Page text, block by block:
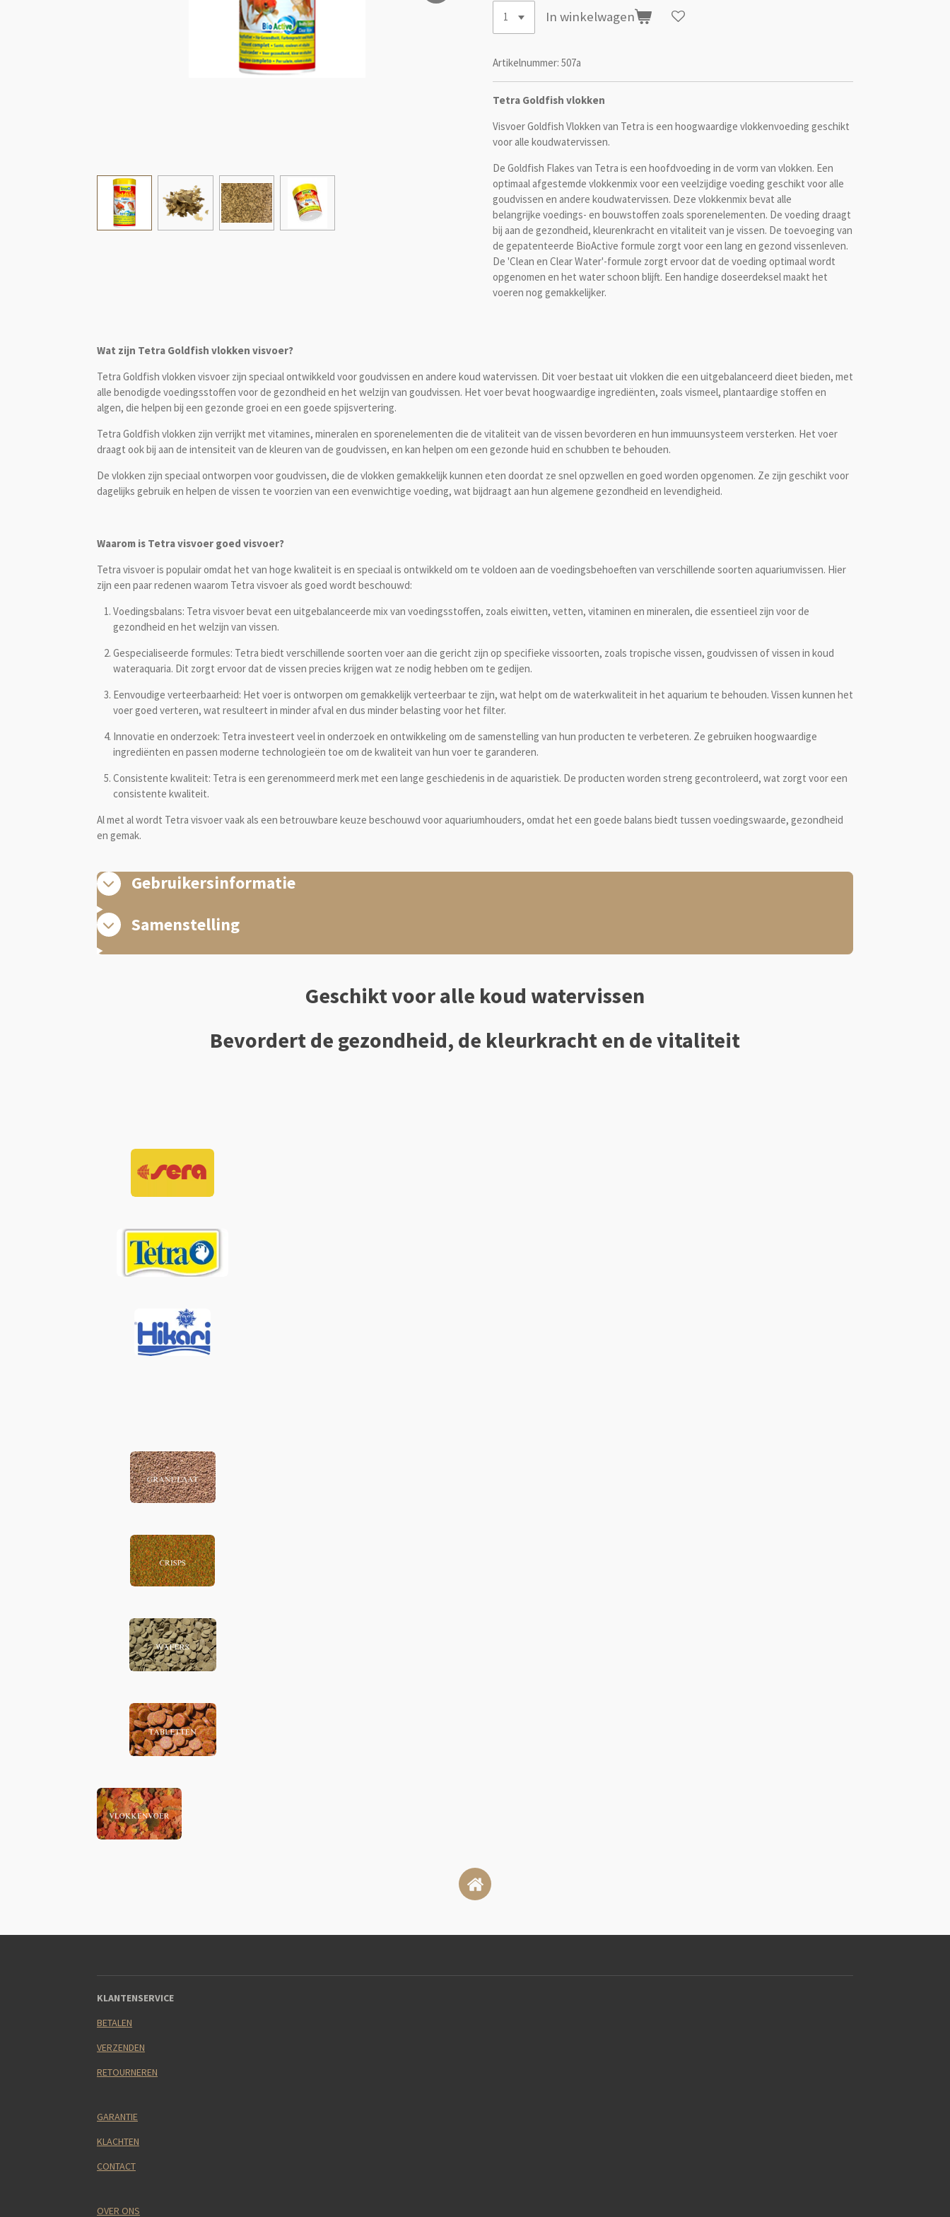
In winkelwagen
Artikelnummer: 507a
Tetra Goldfish vlokken
Visvoer Goldfish Vlokken van Tetra is een hoogwaardige vlokkenvoeding geschikt
voor alle koudwatervissen.
De Goldfish Flakes van Tetra is een hoofdvoeding in de vorm van vlokken. Een
optimaal afgestemde vlokkenmix voor een veelzijdige voeding geschikt voor alle
goudvissen en andere koudwatervissen. Deze vlokkenmix bevat alle
belangrijke voedings- en bouwstoffen zoals sporenelementen. De voeding draagt
bij aan de gezondheid, kleurenkracht en vitaliteit van je vissen. De toevoeging van
de gepatenteerde BioActive formule zorgt voor een lang en gezond vissenleven.
De 'Clean en Clear Water'-formule zorgt ervoor dat de voeding optimaal wordt
opgenomen en het water schoon blijft. Een handige doseerdeksel maakt het
voeren nog gemakkelijker.
Wat zijn Tetra Goldfish vlokken visvoer?
Tetra Goldfish vlokken visvoer zijn speciaal ontwikkeld voor goudvissen en andere koud watervissen. Dit voer bestaat uit vlokken die een uitgebalanceerd dieet bieden, met
alle benodigde voedingsstoffen voor de gezondheid en het welzijn van goudvissen. Het voer bevat hoogwaardige ingrediënten, zoals vismeel, plantaardige stoffen en
algen, die helpen bij een gezonde groei en een goede spijsvertering.
Tetra Goldfish vlokken zijn verrijkt met vitamines, mineralen en sporenelementen die de vitaliteit van de vissen bevorderen en hun immuunsysteem versterken. Het voer
draagt ook bij aan de intensiteit van de kleuren van de goudvissen, en kan helpen om een gezonde huid en schubben te behouden.
De vlokken zijn speciaal ontworpen voor goudvissen, die de vlokken gemakkelijk kunnen eten doordat ze snel opzwellen en goed worden opgenomen. Ze zijn geschikt voor
dagelijks gebruik en helpen de vissen te voorzien van een evenwichtige voeding, wat bijdraagt aan hun algemene gezondheid en levendigheid.
Waarom is Tetra visvoer goed visvoer?
Tetra visvoer is populair omdat het van hoge kwaliteit is en speciaal is ontwikkeld om te voldoen aan de voedingsbehoeften van verschillende soorten aquariumvissen. Hier
zijn een paar redenen waarom Tetra visvoer als goed wordt beschouwd:
Voedingsbalans: Tetra visvoer bevat een uitgebalanceerde mix van voedingsstoffen, zoals eiwitten, vetten, vitaminen en mineralen, die essentieel zijn voor de
gezondheid en het welzijn van vissen.
Gespecialiseerde formules: Tetra biedt verschillende soorten voer aan die gericht zijn op specifieke vissoorten, zoals tropische vissen, goudvissen of vissen in koud
wateraquaria. Dit zorgt ervoor dat de vissen precies krijgen wat ze nodig hebben om te gedijen.
Eenvoudige verteerbaarheid: Het voer is ontworpen om gemakkelijk verteerbaar te zijn, wat helpt om de waterkwaliteit in het aquarium te behouden. Vissen kunnen het
voer goed verteren, wat resulteert in minder afval en dus minder belasting voor het filter.
Innovatie en onderzoek: Tetra investeert veel in onderzoek en ontwikkeling om de samenstelling van hun producten te verbeteren. Ze gebruiken hoogwaardige
ingrediënten en passen moderne technologieën toe om de kwaliteit van hun voer te garanderen.
Consistente kwaliteit: Tetra is een gerenommeerd merk met een lange geschiedenis in de aquaristiek. De producten worden streng gecontroleerd, wat zorgt voor een
consistente kwaliteit.
Al met al wordt Tetra visvoer vaak als een betrouwbare keuze beschouwd voor aquariumhouders, omdat het een goede balans biedt tussen voedingswaarde, gezondheid
en gemak.
Gebruikersinformatie
Samenstelling
Geschikt voor alle koud watervissen
Bevordert de gezondheid, de kleurkracht en de vitaliteit
KLANTENSERVICE
BETALEN
VERZENDEN
RETOURNEREN
GARANTIE
KLACHTEN
CONTACT
OVER ONS